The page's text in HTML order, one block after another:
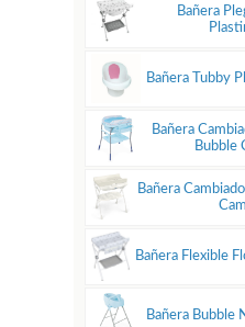
Bañera
Bañera Tubby
Bañera
Bubble
Bañera
Cam
Bañera Flexible
Bañera Bubble